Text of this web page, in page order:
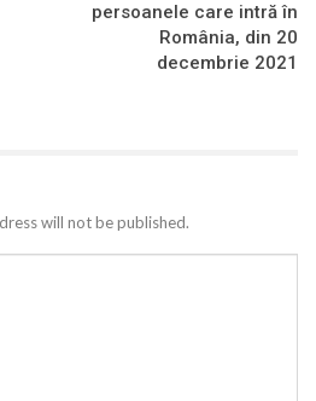
persoanele care intră în
România, din 20
decembrie 2021
will not be published.